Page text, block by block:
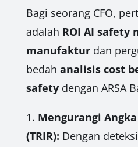
Bagi seorang CFO,
adalah ROI AI safety
manufakturdan
bedah analisis cost
safetydengan ARSA
1. Mengurangi
(TRIR): Dengan